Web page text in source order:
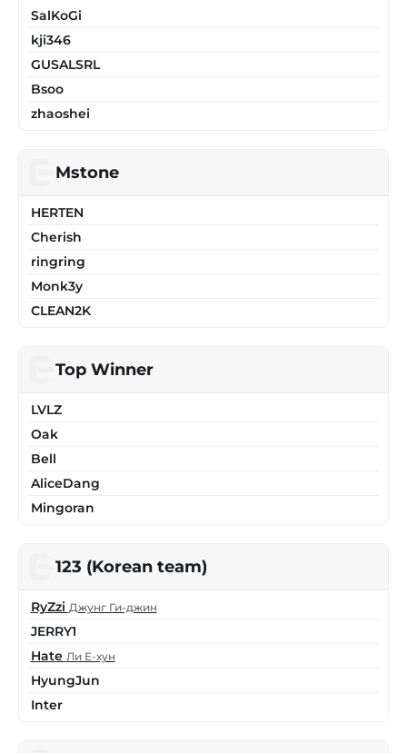
SalKoGi
kji346
GUSALSRL
Bsoo
zhaoshei
Mstone
HERTEN
Cherish
ringring
Monk3y
CLEAN2K
Top Winner
LVLZ
Oak
Bell
AliceDang
Mingoran
123 (Korean team)
RyZzi Джунг Ги-джин
JERRY1
Hate Ли Е-хун
HyungJun
Inter